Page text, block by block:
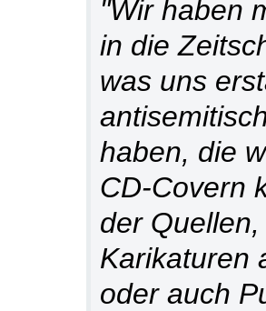
"Wir haben
in die
was uns
haben, die
CD-Covern
der
Karikaturen
oder auch